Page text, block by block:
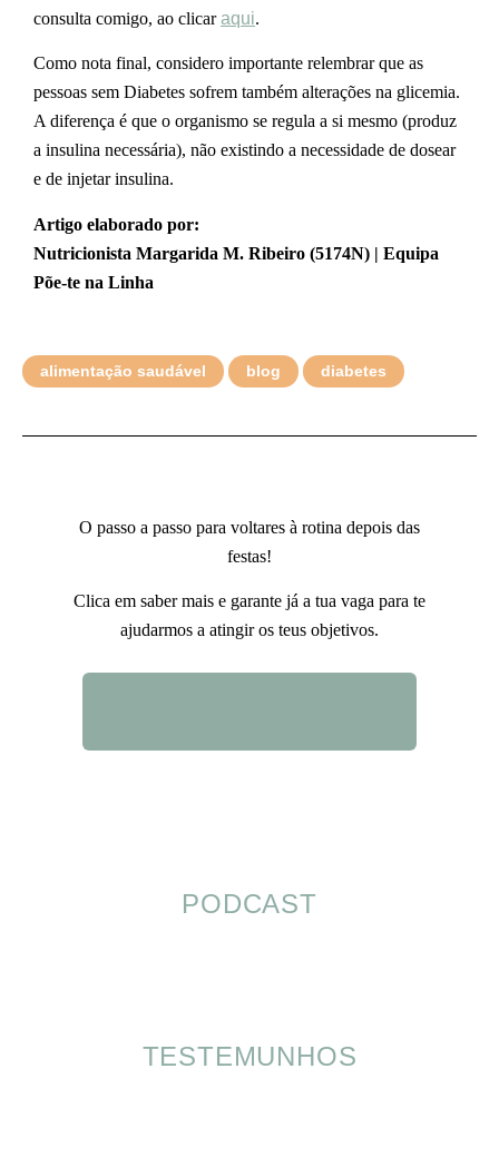
consulta comigo, ao clicaraqui.
Como nota final, considero importante relembrar que as
pessoas sem Diabetes sofrem também alterações na glicemia.
A diferença é que o organismo se regula a si mesmo (produz
a insulina necessária), não existindo a necessidade de dosear
e de injetar insulina.
Artigo elaborado por:
Nutricionista Margarida M. Ribeiro (5174N) | Equipa
Põe-te na Linha
alimentação saudável blog diabetes
O passo a passo para voltares à rotina depois das
festas!
Clica em saber mais e garante já a tua vaga para te
ajudarmos a atingir os teus objetivos.
PODCAST
TESTEMUNHOS